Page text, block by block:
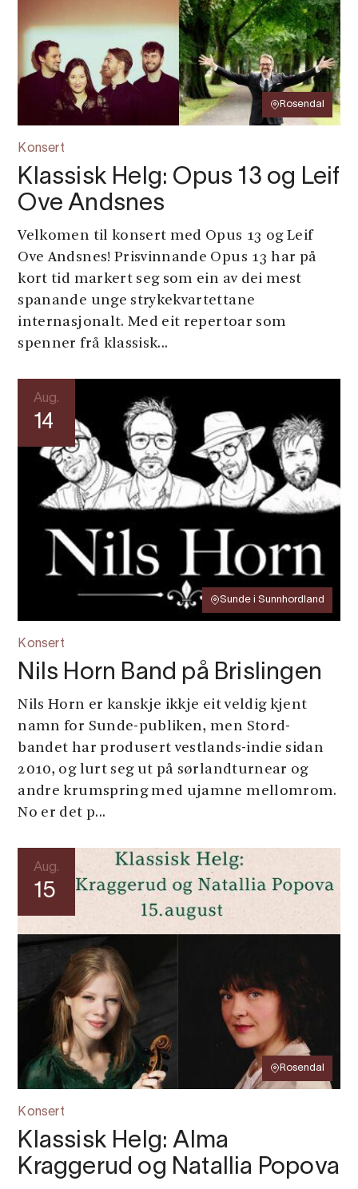
Rosendal
Konsert
Klassisk Helg: Opus 13 og Leif
Ove Andsnes
Velkomen til konsert med Opus 13 og Leif
Ove Andsnes! Prisvinnande Opus 13 har på
kort tid markert seg som ein av dei mest
spanande unge strykekvartettane
internasjonalt. Med eit repertoar som
spenner frå klassisk...
Aug.
14
Sunde i Sunnhordland
Konsert
Nils Horn Band på Brislingen
Nils Horn er kanskje ikkje eit veldig kjent
namn for Sunde-publiken, men Stord-
bandet har produsert vestlands-indie sidan
2010, og lurt seg ut på sørlandturnear og
andre krumspring med ujamne mellomrom.
No er det p...
Aug.
15
Rosendal
Konsert
Klassisk Helg: Alma
Kraggerud og Natallia Popova